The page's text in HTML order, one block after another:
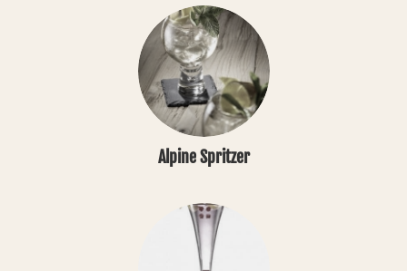
Alpine Spritzer